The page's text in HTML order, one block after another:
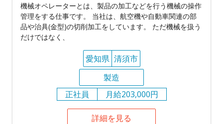
機械オペレーターとは、製品の加工などを行う機械の操作
管理をする仕事です。 当社は、航空機や自動車関連の部
品や治具(金型)の切削加工をしています。 ただ機械を扱う
だけではなく、
愛知県 清須市
製造
正社員
月給203,000円
詳細を見る